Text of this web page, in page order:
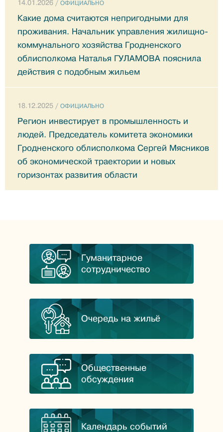
14.01.2026 / ОФИЦИАЛЬНО
Какие дома считаются непригодными для
проживания. Начальник управления жилищно-
коммунального хозяйства Гродненского
облисполкома Наталья ГУЛАМОВА пояснила
действия с подобным жильем
18.12.2025 / ОФИЦИАЛЬНО
Регион инвестирует в промышленность и
людей. Председатель комитета экономики
Гродненского облисполкома Сергей Мясников
об экономической траектории и новых
горизонтах развития области
Гуманитарное
сотрудничество
Очередь на жильё
Общественные
обсуждения
Календарь событий